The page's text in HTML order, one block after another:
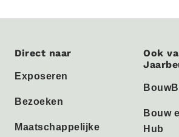
Direct naar
Exposeren
Bezoeken
Maatschappelijke
Ook
Bouw
Hub